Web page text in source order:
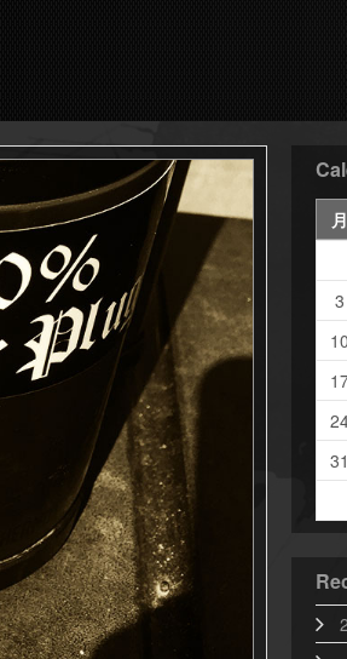
月
3
10
31